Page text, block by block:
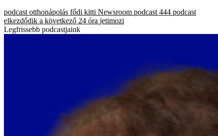
podcast otthonápolás fődi kitti Newsroom podcast 444 podcast
elkezdődik a következő 24 óra jetimozi
Legfrissebb podcastjaink